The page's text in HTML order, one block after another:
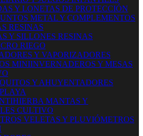
Y LONETAS DE PROTECCIÓN
METAL Y COMPLEMENTOS
RESINAS
Y SILLONES RESINAS
RIEGO
Y VAPORIZADORES
MINIINVERNADEROS Y MESAS
Y AHUYENTADORES
MANTAS Y
CULTIVO
VELETAS Y PLUVIÓMETROS